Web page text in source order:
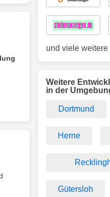
und viele weitere
Weitere
in der
Dortmund
Herne
Gütersloh